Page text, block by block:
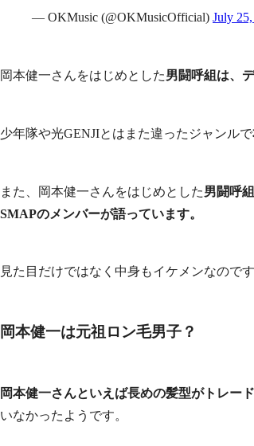
— OKMusic (@OKMusicOfficial) July
岡本健一さんをはじめとした男闘呼組は、
少年隊や光GENJIとはまた違ったジャンルで
また、岡本健一さんをはじめとした男闘呼
SMAPのメンバーが語っています。
見た目だけではなく中身もイケメンなのです
岡本健一は元祖ロン毛男子？
岡本健一さんといえば長めの髪型がトレー
いなかったようです。